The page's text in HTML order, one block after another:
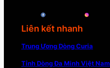
Liên kết nhanh
Trung Ương Dòng Curia
Tỉnh Dòng Đa Minh Việt Nam